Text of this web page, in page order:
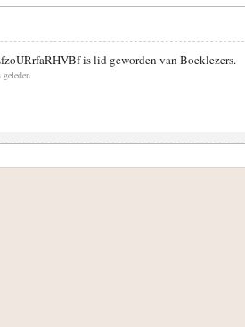
is lid geworden van Boeklezers.
geleden